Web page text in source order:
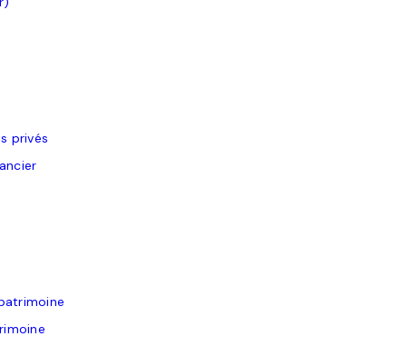
privés